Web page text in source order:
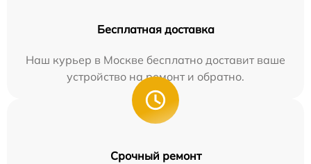
Бесплатная доставка
Наш курьер в Москве бесплатно доставит ваше
устройство на ремонт и обратно.
Срочный ремонт